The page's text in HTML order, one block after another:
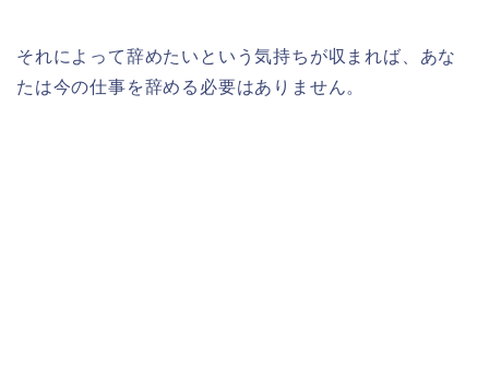
それによって辞めたいという気持ちが収まれば、あな
たは今の仕事を辞める必要はありません。